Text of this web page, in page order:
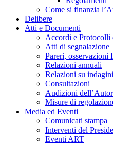
Come si finanzia
Delibere
Atti e Documenti
Accordi e Protocolli
Atti di segnalazione
Pareri, osservazioni
Relazioni annuali
Relazioni su
Consultazioni
Audizioni
Misure di
Media ed Eventi
Comunicati stampa
Interventi del
Eventi ART